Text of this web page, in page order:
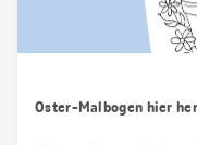
Oster-Malbogen hier